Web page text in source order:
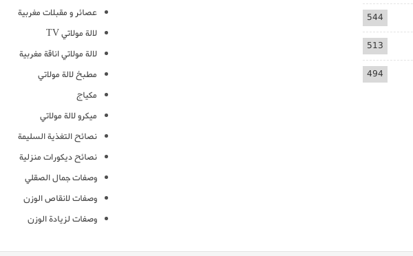
544
513
494
عصائر و مقبلات مغربية
لالة مولاتي TV
لالة مولاتي اناقة مغربية
مطبخ لالة مولاتي
مكياج
ميكرو لالة مولاتي
نصائح التغذية السليمة
نصائح ديكورات منزلية
وصفات جمال الصقلي
وصفات لانقاص الوزن
وصفات لزيادة الوزن